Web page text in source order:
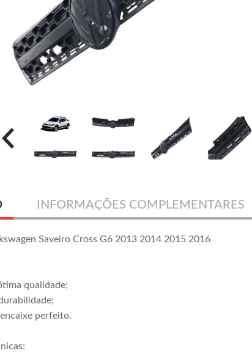
INFORMAÇÕES COMPLEMENTARES
Saveiro Cross G6 2013 2014 2015 2016
qualidade;
perfeito.